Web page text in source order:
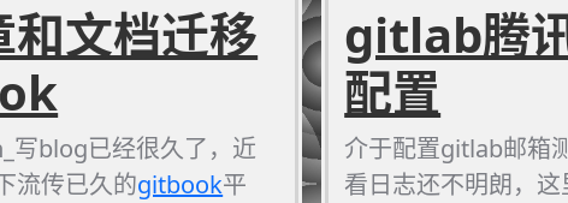
和文档迁移
写blog已经很久了，近
流传已久的gitbook平
gitlab腾
配置
介于配置gitlab邮箱
看日志还不明朗，